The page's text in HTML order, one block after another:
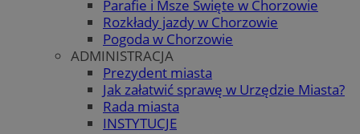
Parafie i Msze Święte w Chorzowie
Rozkłady jazdy w Chorzowie
Pogoda w Chorzowie
ADMINISTRACJA
Prezydent miasta
Jak załatwić sprawę w Urzędzie Miasta?
Rada miasta
INSTYTUCJE